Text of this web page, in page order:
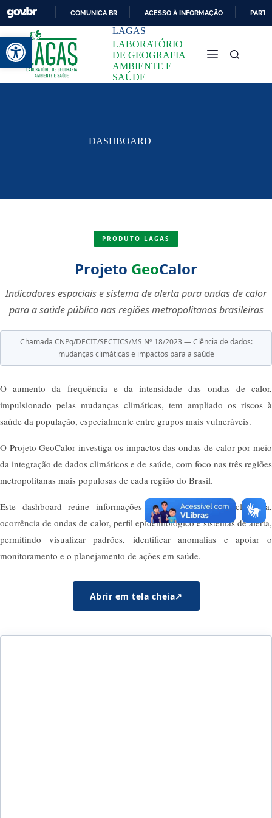
Abrir a barra de ferramentas
I
R
P
A
R
A
T
COMUNICA BR ACESSO À INFORMAÇÃO
LAGAS
LABORATÓRIO
DE GEOGRAFIA
AMBIENTE E
SAÚDE
DASHBOARD
PRODUTO LAGAS
Projeto GeoCalor
Indicadores espaciais e sistema de alerta para ondas de calor
para a saúde pública nas regiões metropolitanas brasileiras
Chamada CNPq/DECIT/SECTICS/MS Nº 18/2023 — Ciência de dados:
mudanças climáticas e impactos para a saúde
O aumento da frequência e da intensidade das ondas de calor,
impulsionado pelas mudanças climáticas, tem ampliado os riscos à
saúde da população, especialmente entre grupos mais vulneráveis.
O Projeto GeoCalor investiga os impactos das ondas de calor por meio
da integração de dados climáticos e de saúde, com foco nas três regiões
metropolitanas mais populosas de cada região do Brasil.
Este dashboard reúne informações sobre caracterização climática,
ocorrência de ondas de calor, perfil epidemiológico e sistemas de alerta,
permitindo visualizar padrões, identificar anomalias e apoiar o
monitoramento e o planejamento de ações em saúde.
Abrir em tela cheia